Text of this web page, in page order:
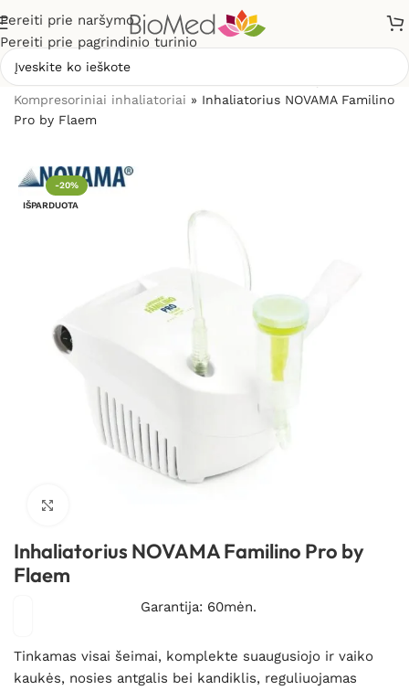
Pereiti prie naršymo
Pereiti prie pagrindinio turinio
Kompresoriniai inhaliatoriai » Inhaliatorius NOVAMA Familino
Pro by Flaem
-20%
IŠPARDUOTA
Inhaliatorius NOVAMA Familino Pro by
Flaem
Garantija: 60mėn.
Tinkamas visai šeimai, komplekte suaugusiojo ir vaiko
kaukės, nosies antgalis bei kandiklis, reguliuojamas